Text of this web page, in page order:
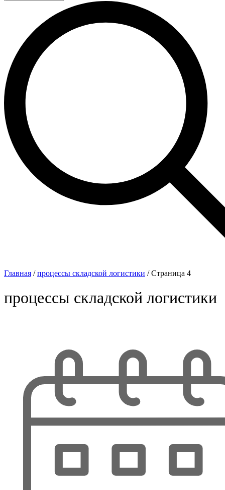
Главная /процессы складской логистики /Страница 4
процессы складской логистики